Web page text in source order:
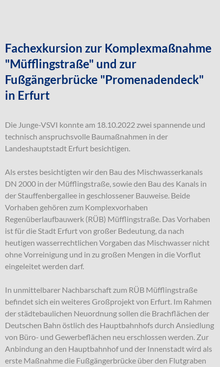
Fachexkursion zur Komplexmaßnahme
"Müfflingstraße" und zur
Fußgängerbrücke "Promenadendeck"
in Erfurt
Die Junge-VSVI konnte am 18.10.2022 zwei spannende und
technisch anspruchsvolle Baumaßnahmen in der
Landeshauptstadt Erfurt besichtigen.
Als erstes besichtigten wir den Bau des Mischwasserkanals
DN 2000 in der Müfflingstraße, sowie den Bau des Kanals in
der Stauffenbergallee in geschlossener Bauweise. Beide
Vorhaben gehören zum Komplexvorhaben
Regenüberlaufbauwerk (RÜB) Müfflingstraße. Das Vorhaben
ist für die Stadt Erfurt von großer Bedeutung, da nach
heutigen wasserrechtlichen Vorgaben das Mischwasser nicht
ohne Vorreinigung und in zu großen Mengen in die Vorflut
eingeleitet werden darf.
In unmittelbarer Nachbarschaft zum RÜB Müfflingstraße
befindet sich ein weiteres Großprojekt von Erfurt. Im Rahmen
der städtebaulichen Neuordnung sollen die Brachflächen der
Deutschen Bahn östlich des Hauptbahnhofs durch Ansiedlung
von Büro- und Gewerbeflächen neu erschlossen werden. Zur
Anbindung an den Hauptbahnhof und der Innenstadt wird als
erste Maßnahme die Fußgängerbrücke über den Flutgraben